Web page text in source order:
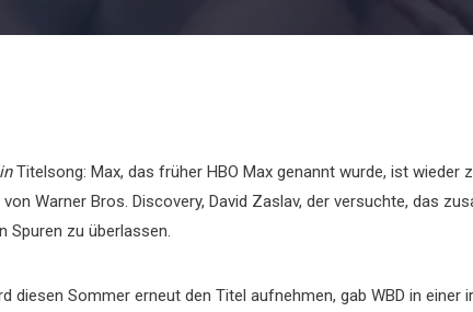
Titelsong: Max, das früher HBO Max genannt wurde, ist wieder
Warner Bros. Discovery, David Zaslav, der versuchte, das
Spuren zu überlassen.
diesen Sommer erneut den Titel aufnehmen, gab WBD in einer